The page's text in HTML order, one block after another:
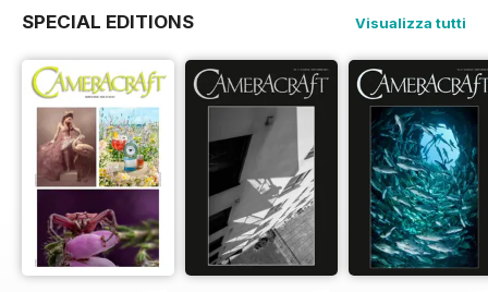
SPECIAL EDITIONS Visualizza tutti